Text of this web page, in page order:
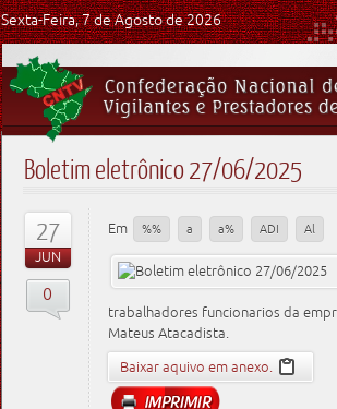
Sexta-Feira, 7 de Agosto de 2026
Boletim eletrônico 27/06/2025
27
JUN
0
Em %% a a% ADI Al
trabalhadores funcionarios da
Mateus Atacadista.
Baixar aquivo em anexo.